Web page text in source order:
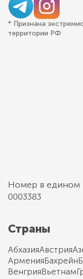
* Признана
территории РФ
Номер в едином
0003383
Страны
АбхазияАвстрия
АрменияБахрейн
ВенгрияВьетнам